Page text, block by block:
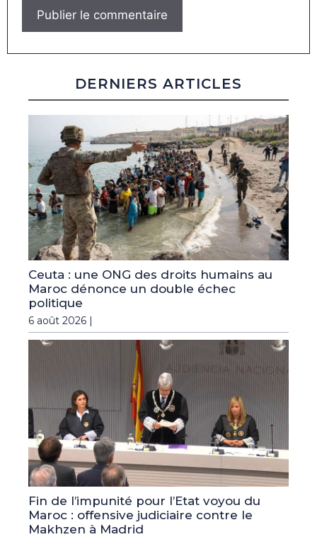
DERNIERS ARTICLES
Ceuta : une ONG des droits humains au
Maroc dénonce un double échec
politique
6 août 2026 |
Fin de l’impunité pour l’Etat voyou du
Maroc : offensive judiciaire contre le
Makhzen à Madrid